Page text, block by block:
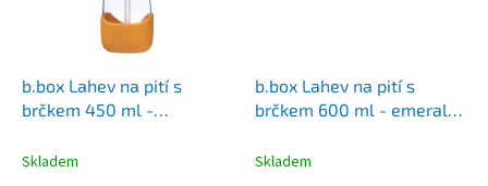
b.box Lahev na pití s
brčkem 450 ml -
Skladem
b.box Lahev na pití s
brčkem 600 ml - emerald
Skladem